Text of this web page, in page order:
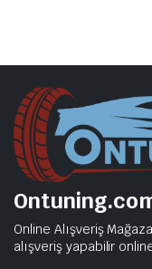
Online Alışveriş
alışveriş yapabilir